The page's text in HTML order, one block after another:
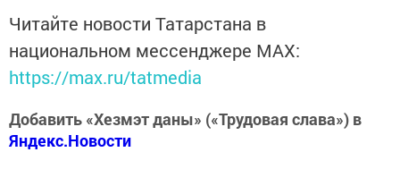
Читайте новости Татарстана в
национальном мессенджере MАХ:
https://max.ru/tatmedia
Добавить «Хезмэт даны» («Трудовая слава») в
Яндекс.Новости